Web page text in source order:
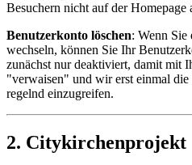
Besuchern nicht auf der Homepage
Benutzerkonto löschen: Wenn Sie
wechseln, können Sie Ihr
zunächst nur deaktiviert, damit mit
"verwaisen" und wir erst einmal
regelnd einzugreifen.
2. Citykirchenprojekt